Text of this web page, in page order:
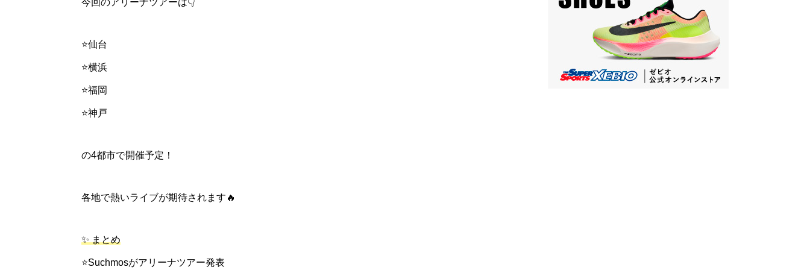
⭐仙台
⭐横浜
⭐福岡
⭐神戸
の4都市で開催予定！
各地で熱いライブが期待されます🔥
✨ まとめ
⭐Suchmosがアリーナツアー発表